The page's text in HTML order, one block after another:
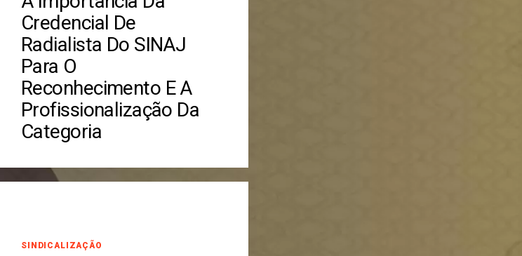
Credencial De
Radialista Do SINAJ
Para O
Reconhecimento E A
Profissionalização Da
Categoria
SINDICALIZAÇÃO